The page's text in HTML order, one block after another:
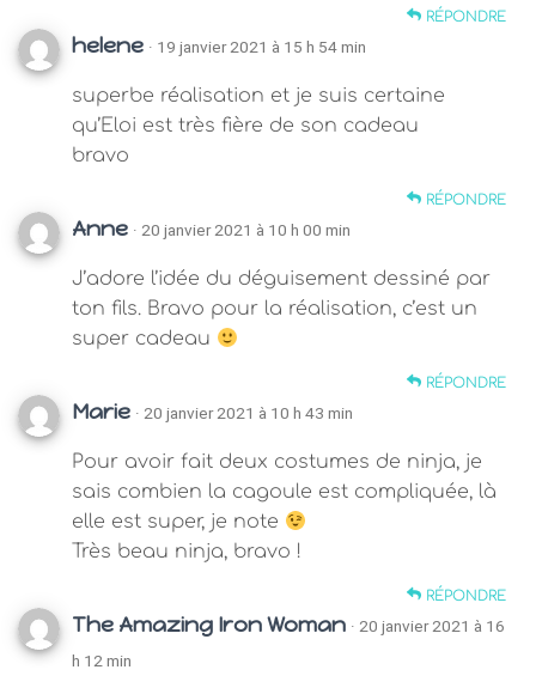
RÉPONDRE
helene · 19 janvier 2021 à 15 h 54 min
superbe réalisation et je suis certaine
qu’Eloi est très fière de son cadeau
bravo
RÉPONDRE
Anne · 20 janvier 2021 à 10 h 00 min
J’adore l’idée du déguisement dessiné par
ton fils. Bravo pour la réalisation, c’est un
super cadeau
RÉPONDRE
Marie · 20 janvier 2021 à 10 h 43 min
Pour avoir fait deux costumes de ninja, je
sais combien la cagoule est compliquée, là
elle est super, je note
Très beau ninja, bravo !
RÉPONDRE
The Amazing Iron Woman · 20 janvier 2021 à 16
h 12 min